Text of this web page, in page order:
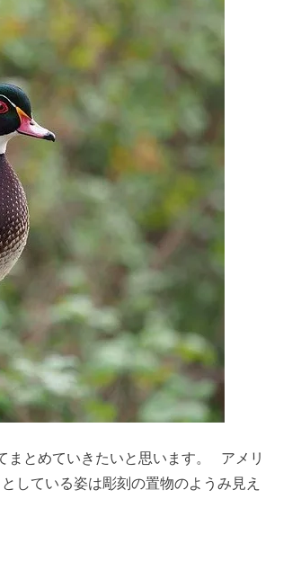
まとめていきたいと思います。 アメリ
している姿は彫刻の置物のようみ見え